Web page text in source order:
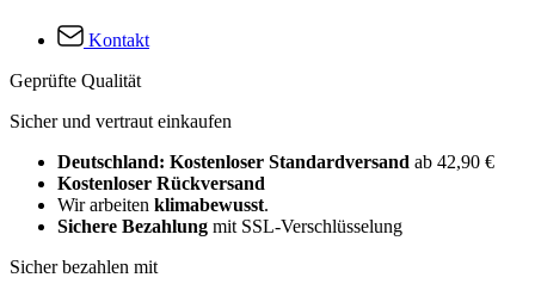
Kontakt
Geprüfte Qualität
Sicher und vertraut einkaufen
Deutschland: Kostenloser Standardversand ab 42,90 €
Kostenloser Rückversand
Wir arbeiten klimabewusst.
Sichere Bezahlung mit SSL-Verschlüsselung
Sicher bezahlen mit